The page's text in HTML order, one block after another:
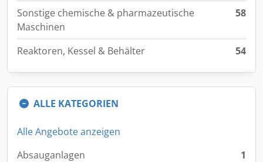
Sonstige chemische & pharmazeutische
Maschinen
58
Reaktoren, Kessel & Behälter 54
ALLE KATEGORIEN
Alle Angebote anzeigen
Absauganlagen
1